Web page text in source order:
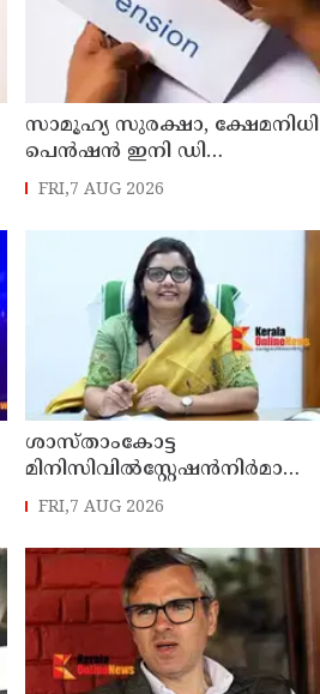
സാമൂഹ്യ സുരക്ഷാ, ക്ഷേമനിധി
പെൻഷൻ ഇനി ഡി
ബിടിയിലൂടെ നൽകും
FRI,7 AUG 2026
ശാസ്താംകോട്ട
മിനിസിവില്‍സ്റ്റേഷന്‍നിര്‍മാണം
വേഗത്തിലാക്കും: കൊല്ലം ജില്ലാ
FRI,7 AUG 2026